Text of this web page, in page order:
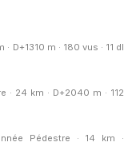
D+1310 m · 180 vus · 11 dl
· 24 km · D+2040 m · 112
Pédestre · 14 km ·